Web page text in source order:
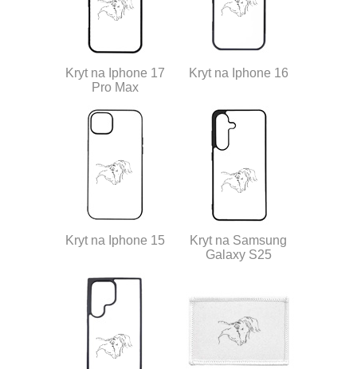
Kryt na Iphone 17
Pro Max
Kryt na Iphone 16
Kryt na Iphone 15
Kryt na Samsung
Galaxy S25